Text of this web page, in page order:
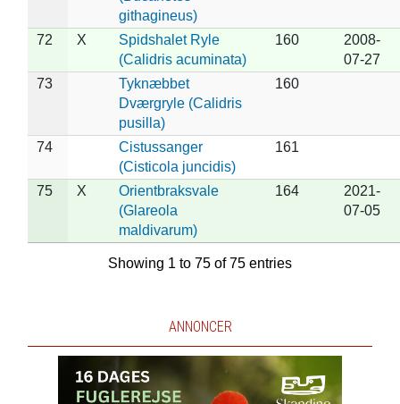
githagineus)
72 X
Spidshalet Ryle
(Calidris acuminata)
160
2008-
07-27
73
Tyknæbbet
Dværgryle (Calidris
pusilla)
160
74
Cistussanger
(Cisticola juncidis)
161
75 X
Orientbraksvale
(Glareola
maldivarum)
164
2021-
07-05
Showing 1 to 75 of 75 entries
ANNONCER